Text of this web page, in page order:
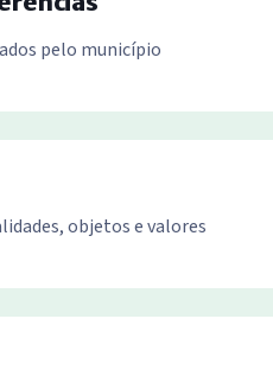
pelo município
objetos e valores